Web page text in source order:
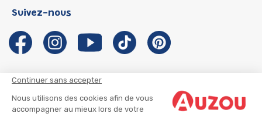
Continuer sans accepter
Nous utilisons des cookies afin de vous
accompagner au mieux lors de votre
Les Influenceuses
Migali
Petite Taupe
Notre histoire
Auzou s'engage
Auteurs et illustrateurs Auzou
Suivre mon colis
Suivez-nous
CGU